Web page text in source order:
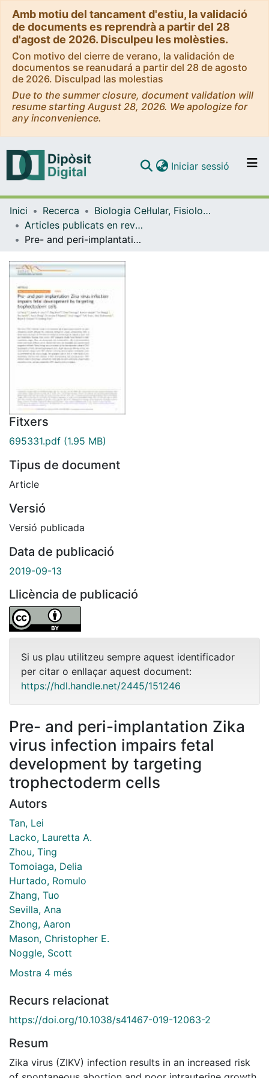
Amb motiu del tancament d'estiu, la validació
de documents es reprendrà a partir del 28
d'agost de 2026. Disculpeu les molèsties.
Con motivo del cierre de verano, la validación de
documentos se reanudará a partir del 28 de agosto
de 2026. Disculpad las molestias
Due to the summer closure, document validation will
resume starting August 28, 2026. We apologize for
any inconvenience.
Navega per tot el DD
Com publicar
Iniciar sessió (current)
Inici Recerca
Biologia Cel·lular, Fisiologia i Immunologia
Articles publicats en revistes (Biologia Cel·lular, Fisiologia i Immunologia)
Pre- and peri-implantation Zika virus infection impairs fetal development by targeting trophectoderm cells
Fitxers
695331.pdf (1.95 MB)
Tipus de document
Article
Versió
Versió publicada
Data de publicació
2019-09-13
Llicència de publicació
Si us plau utilitzeu sempre aquest identificador
per citar o enllaçar aquest document:
https://hdl.handle.net/2445/151246
Pre- and peri-implantation Zika
virus infection impairs fetal
development by targeting
trophectoderm cells
Autors
Tan, Lei
Lacko, Lauretta A.
Zhou, Ting
Tomoiaga, Delia
Hurtado, Romulo
Zhang, Tuo
Sevilla, Ana
Zhong, Aaron
Mason, Christopher E.
Noggle, Scott
Mostra 4 més
Recurs relacionat
https://doi.org/10.1038/s41467-019-12063-2
Resum
Zika virus (ZIKV) infection results in an increased risk